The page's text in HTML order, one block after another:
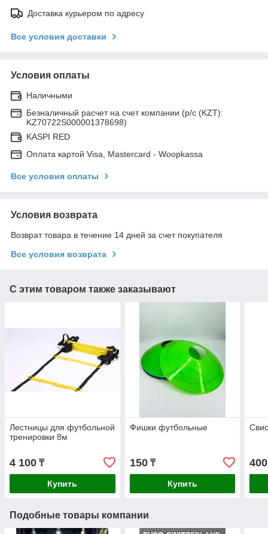
Доставка курьером по адресу
Все условия доставки
Условия оплаты
Наличными
Безналичный расчет на счет компании (р/с (KZT):
KZ70722S000001378698)
KASPI RED
Оплата картой Visa, Mastercard - Woopkassa
Все условия оплаты
Условия возврата
Возврат товара в течение 14 дней за счет покупателя
Все условия возврата
С этим товаром также заказывают
Лестницы для футбольной
тренировки 8м
4 100 ₸
Купить
Фишки футбольные
150₸
Купить
400
Подобные товары компании